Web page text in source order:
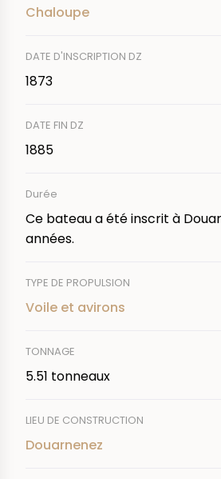
Chaloupe
DATE D'INSCRIPTION DZ
1873
DATE FIN DZ
1885
Durée
Ce bateau a été inscrit à
années.
TYPE DE PROPULSION
Voile et avirons
TONNAGE
5.51 tonneaux
LIEU DE CONSTRUCTION
Douarnenez